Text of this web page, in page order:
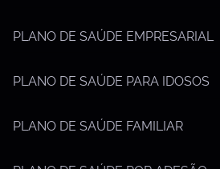
PLANO DE SAÚDE EMPRESARIAL
PLANO DE SAÚDE PARA IDOSOS
PLANO DE SAÚDE FAMILIAR